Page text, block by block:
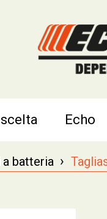
Echo
batteria ›